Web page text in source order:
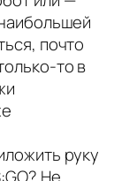
почто
то в
руку